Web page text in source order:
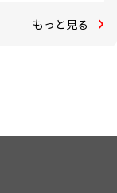
もっと見る